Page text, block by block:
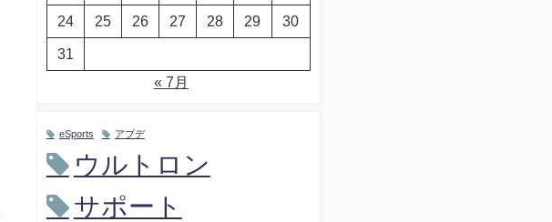
24 25 26 27 28 29 30
31
« 7月
eSports アプデ
ウルトロン
サポート